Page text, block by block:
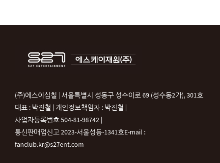
(주)에스이십칠 | 서울특별시 성동구 성수이로 69 (성수동2가), 301호
대표 : 박진철 | 개인정보책임자 : 박진철 |
사업자등록번호 504-81-98742 |
통신판매업신고 2023-서울성동-1341호E-mail :
fanclub.kr@s27ent.com